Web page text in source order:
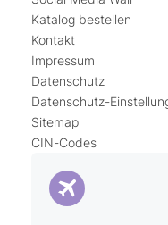
Katalog bestellen
Kontakt
Impressum
Datenschutz
Datenschutz-
Sitemap
CIN-Codes